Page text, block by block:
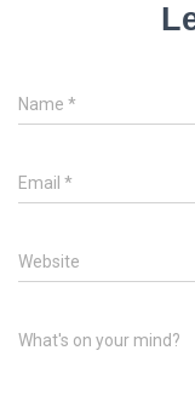
Name *
Email *
Website
What's on your mind?